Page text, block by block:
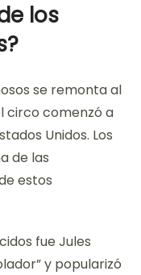
los
se remonta al
circo comenzó a
Unidos. Los
de las
estos
fue Jules
y popularizó